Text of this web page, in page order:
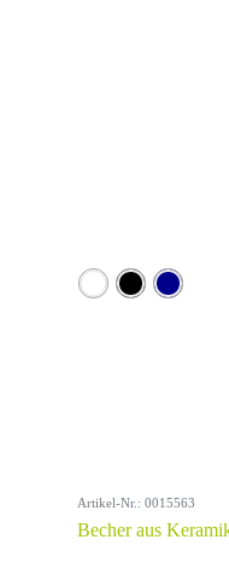
Artikel-Nr.: 0015563
Becher aus